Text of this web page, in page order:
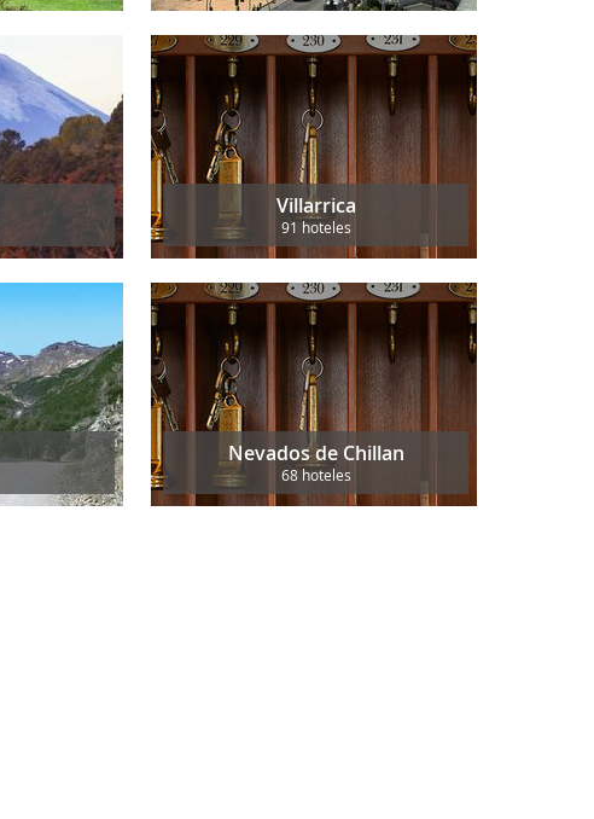
Villarrica
91 hoteles
Nevados de Chillan
68 hoteles